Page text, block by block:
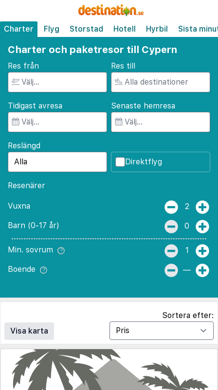
Charter Flyg Storstad Hotell Hyrbil Sista
Charter och paketresor till Cypern
Res från Res till
Tidigast avresa Senaste hemresa
Reslängd
Direktflyg
Resenärer
Vuxna 2
Barn (0-17 år) 0
Min. sovrum 1
Boende —
Visa karta
Sortera efter: